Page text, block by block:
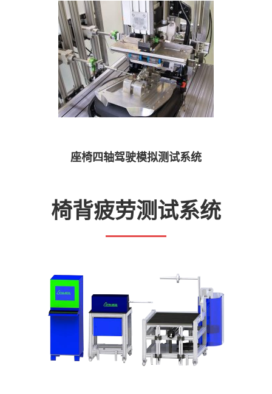
座椅四轴驾驶模拟测试系统
椅背疲劳测试系统